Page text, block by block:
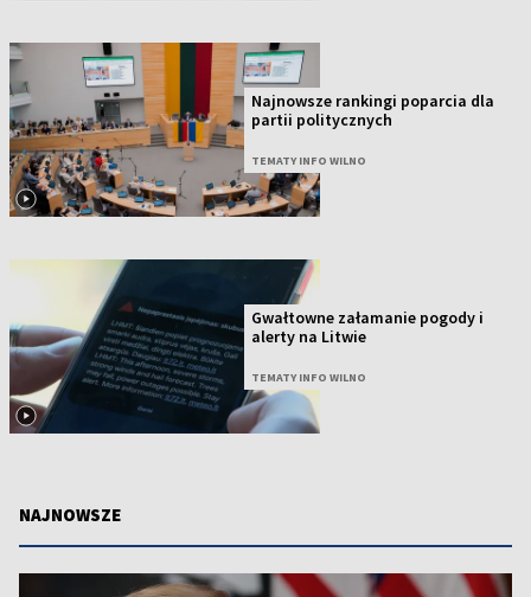
Najnowsze rankingi poparcia dla
partii politycznych
TEMATY INFO WILNO
Gwałtowne załamanie pogody i
alerty na Litwie
TEMATY INFO WILNO
NAJNOWSZE